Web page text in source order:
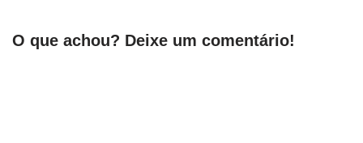
O que achou? Deixe um comentário!